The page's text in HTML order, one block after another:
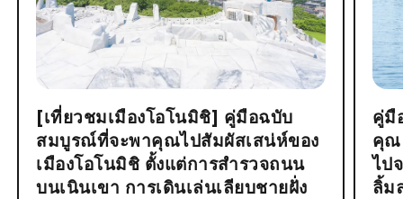
[เที่ยวชมเมืองโอโนมิชิ] คู่มือฉบับ
สมบูรณ์ที่จะพาคุณไปสัมผัสเสน่ห์ของ
เมืองโอโนมิชิ ตั้งแต่การสำรวจถนน
บนเนินเขา การเดินเล่นเลียบชายฝั่ง
คู่มื
คุณ
ไป
ลิ้ม